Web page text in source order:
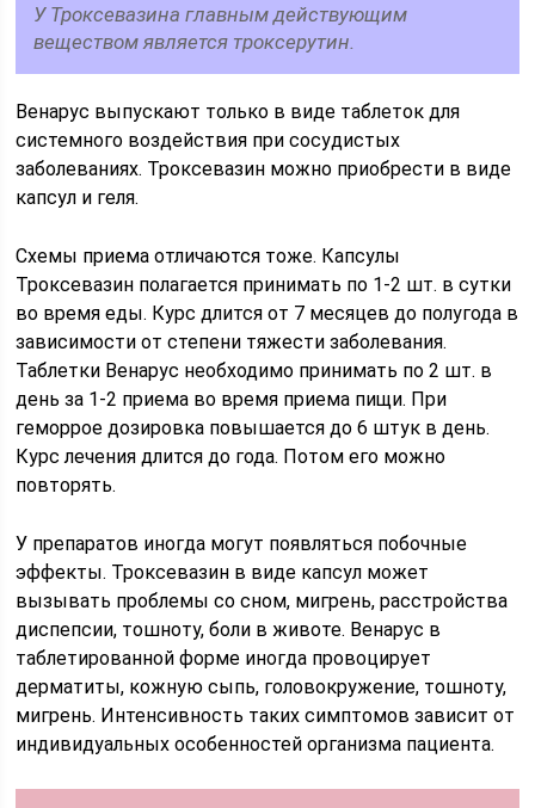
У Троксевазина главным действующим
веществом является троксерутин.
Венарус выпускают только в виде таблеток для
системного воздействия при сосудистых
заболеваниях. Троксевазин можно приобрести в виде
капсул и геля.
Схемы приема отличаются тоже. Капсулы
Троксевазин полагается принимать по 1-2 шт. в сутки
во время еды. Курс длится от 7 месяцев до полугода в
зависимости от степени тяжести заболевания.
Таблетки Венарус необходимо принимать по 2 шт. в
день за 1-2 приема во время приема пищи. При
геморрое дозировка повышается до 6 штук в день.
Курс лечения длится до года. Потом его можно
повторять.
У препаратов иногда могут появляться побочные
эффекты. Троксевазин в виде капсул может
вызывать проблемы со сном, мигрень, расстройства
диспепсии, тошноту, боли в животе. Венарус в
таблетированной форме иногда провоцирует
дерматиты, кожную сыпь, головокружение, тошноту,
мигрень. Интенсивность таких симптомов зависит от
индивидуальных особенностей организма пациента.